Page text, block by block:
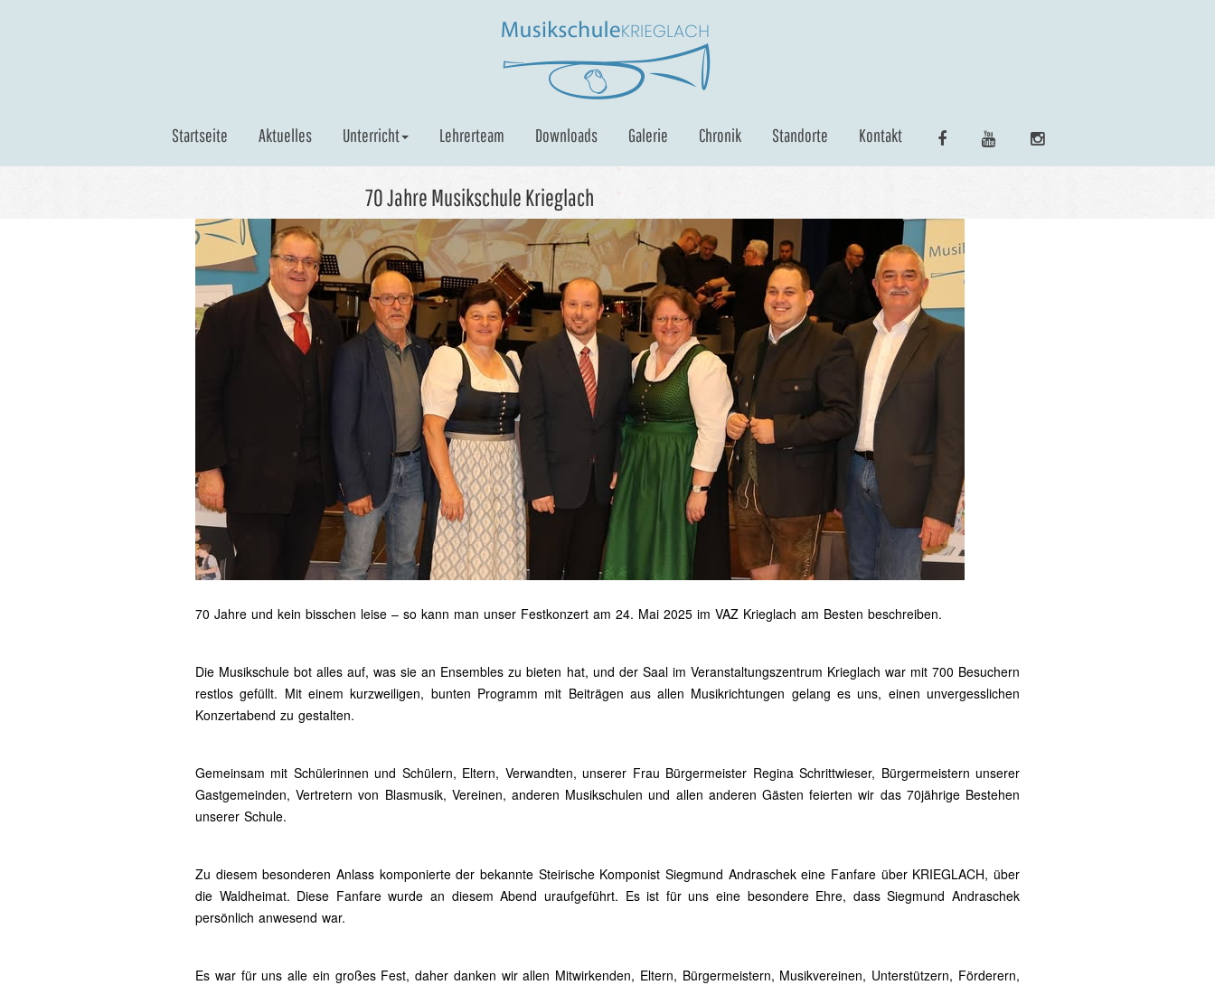
Startseite Aktuelles Unterricht Lehrerteam Downloads Galerie Chronik Standorte Kontakt
70 Jahre Musikschule Krieglach
70 Jahre und kein bisschen leise – so kann man unser Festkonzert am 24. Mai 2025 im VAZ Krieglach am Besten beschreiben.
Die Musikschule bot alles auf, was sie an Ensembles zu bieten hat, und der Saal im Veranstaltungszentrum Krieglach war mit 700 Besuchern
restlos gefüllt. Mit einem kurzweiligen, bunten Programm mit Beiträgen aus allen Musikrichtungen gelang es uns, einen unvergesslichen
Konzertabend zu gestalten.
Gemeinsam mit Schülerinnen und Schülern, Eltern, Verwandten, unserer Frau Bürgermeister Regina Schrittwieser, Bürgermeistern unserer
Gastgemeinden, Vertretern von Blasmusik, Vereinen, anderen Musikschulen und allen anderen Gästen feierten wir das 70jährige Bestehen
unserer Schule.
Zu diesem besonderen Anlass komponierte der bekannte Steirische Komponist Siegmund Andraschek eine Fanfare über KRIEGLACH, über
die Waldheimat. Diese Fanfare wurde an diesem Abend uraufgeführt. Es ist für uns eine besondere Ehre, dass Siegmund Andraschek
persönlich anwesend war.
Es war für uns alle ein großes Fest, daher danken wir allen Mitwirkenden, Eltern, Bürgermeistern, Musikvereinen, Unterstützern, Förderern,